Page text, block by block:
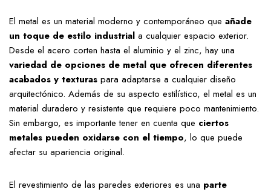
El metal es un material moderno y contemporáneo que añade
un toque de estilo industrial a cualquier espacio exterior.
Desde el acero corten hasta el aluminio y el zinc, hay una
variedad de opciones de metal que ofrecen diferentes
acabados y texturas para adaptarse a cualquier diseño
arquitectónico. Además de su aspecto estilístico, el metal es un
material duradero y resistente que requiere poco mantenimiento.
Sin embargo, es importante tener en cuenta que ciertos
metales pueden oxidarse con el tiempo, lo que puede
afectar su apariencia original.
El revestimiento de las paredes exteriores es una parte